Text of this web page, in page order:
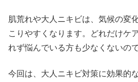
肌荒れや大人ニキビは、気候の変
こりやすくなります。どれだけケ
れず悩んでいる方も少なくないの
今回は、大人ニキビ対策に効果的